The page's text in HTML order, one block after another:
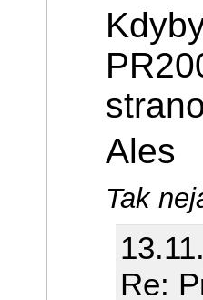
Ales
Tak
Re: